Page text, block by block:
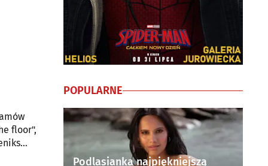
floor",
POPULARNE
Podlasianka najpiękniejszą